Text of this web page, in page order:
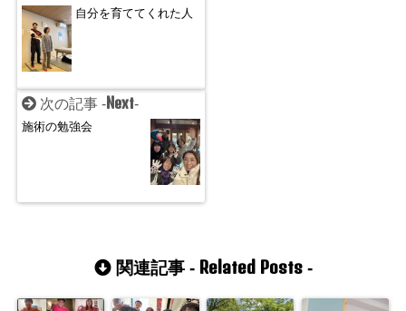
自分を育ててくれた人
次の記事 -Next-
施術の勉強会
関連記事 - Related Posts-